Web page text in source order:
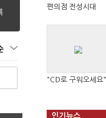
편의점 전성시대
"CD로 구워오세요"
인기뉴스